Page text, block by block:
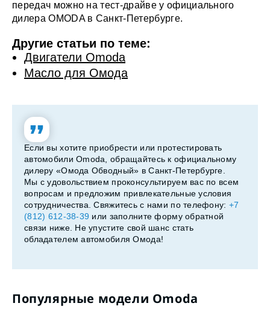
передач можно на тест-драйве у официального
дилера OMODA в Санкт-Петербурге.
Другие статьи по теме:
Двигатели Omoda
Масло для Омода
Если вы хотите приобрести или протестировать
автомобили Omoda, обращайтесь к официальному
дилеру «Омода Обводный» в Санкт-Петербурге.
Мы с удовольствием проконсультируем вас по всем
вопросам и предложим привлекательные условия
сотрудничества. Свяжитесь с нами по телефону: +7
(812) 612-38-39 или заполните форму обратной
связи ниже. Не упустите свой шанс стать
обладателем автомобиля Омода!
Популярные модели Omoda